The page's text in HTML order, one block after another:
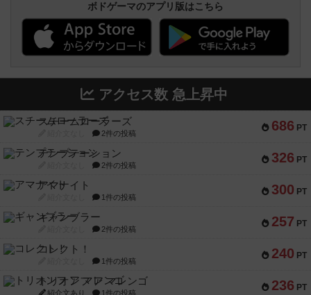
ボドゲーマのアプリ版はこちら
アクセス数 急上昇中
686 PT
スチームローラーズ
2件の投稿
326 PT
テンプテーション
2件の投稿
300 PT
アマナイト
1件の投稿
257 PT
ギャンブラー
2件の投稿
240 PT
コレクト！
1件の投稿
236 PT
トリオンフ ア マレンゴ
紹介文あり 1件の投稿